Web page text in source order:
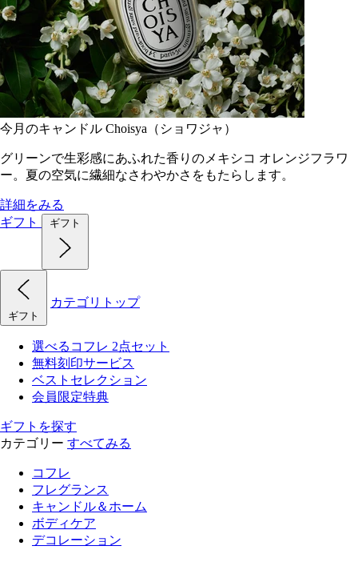
今月のキャンドル Choisya（ショワジャ）
グリーンで生彩感にあふれた香りのメキシコ オレンジフラワ
ー。夏の空気に繊細なさわやかさをもたらします。
詳細をみる
ギフト
ギフト
ギフト
カテゴリトップ
選べるコフレ 2点セット
無料刻印サービス
ベストセレクション
会員限定特典
ギフトを探す
カテゴリー すべてみる
コフレ
フレグランス
キャンドル＆ホーム
ボディケア
デコレーション